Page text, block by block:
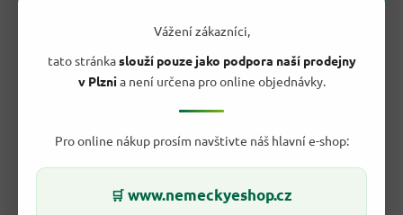
Vážení zákazníci,
tato stránkaslouží pouze jako podpora naší prodejny
v Plznia není určena pro online objednávky.
Pro online nákup prosím navštivte náš hlavní e-shop:
🛒 www.nemeckyeshop.cz
🍟 Jak ji používat?
Podávej ji vychlazenou jako studenou omáčku k hotovým
řízkům, burgerům, sendvičům i grilovanému masu. Pro rychlý
Před prvním použitím odstraň ochrannou fólii. Po otevření